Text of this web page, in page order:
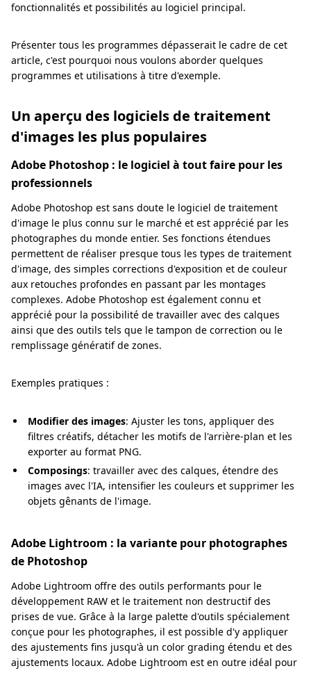
fonctionnalités et possibilités au logiciel principal.
Présenter tous les programmes dépasserait le cadre de cet
article, c'est pourquoi nous voulons aborder quelques
programmes et utilisations à titre d'exemple.
Un aperçu des logiciels de traitement
d'images les plus populaires
Adobe Photoshop : le logiciel à tout faire pour les
professionnels
Adobe Photoshop est sans doute le logiciel de traitement
d'image le plus connu sur le marché et est apprécié par les
photographes du monde entier. Ses fonctions étendues
permettent de réaliser presque tous les types de traitement
d'image, des simples corrections d'exposition et de couleur
aux retouches profondes en passant par les montages
complexes. Adobe Photoshop est également connu et
apprécié pour la possibilité de travailler avec des calques
ainsi que des outils tels que le tampon de correction ou le
remplissage génératif de zones.
Exemples pratiques :
Modifier des images: Ajuster les tons, appliquer des
filtres créatifs, détacher les motifs de l'arrière-plan et les
exporter au format PNG.
Composings: travailler avec des calques, étendre des
images avec l'IA, intensifier les couleurs et supprimer les
objets gênants de l'image.
Adobe Lightroom : la variante pour photographes
de Photoshop
Adobe Lightroom offre des outils performants pour le
développement RAW et le traitement non destructif des
prises de vue. Grâce à la large palette d'outils spécialement
conçue pour les photographes, il est possible d'y appliquer
des ajustements fins jusqu'à un color grading étendu et des
ajustements locaux. Adobe Lightroom est en outre idéal pour